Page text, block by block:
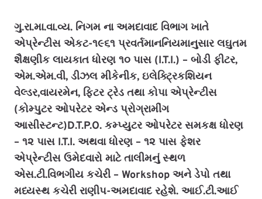
ગુ.રા.મા.વા.વ્ય. નિગમ ના અમદાવાદ વિભાગ ખાતે
એપ્રેન્ટીસ એકટ-૧૯૬૧ પ્રવર્તમાનનિયમાનુસાર લઘુતમ
શૈક્ષણીક લાયકાત ધોરણ ૧૦ પાસ (I.T.I.) – બોડી ફીટર,
એમ.એમ.વી, ડીઝલ મીકેનીક, ઇલેક્ટ્રિકશિયન
વેલ્ડર,વાયરમેન, ફિટર ટ્રેડ તથા કોપા એપ્રેન્ટીસ
(કોમ્પુટર ઓપરેટર એન્ડ પ્રોગ્રામીંગ
આસીસ્ટન્ટ)D.T.P.O. કમ્પ્યુટર ઓપરેટર સમકક્ષ ધોરણ
– ૧૨ પાસ I.T.I. અથવા ધોરણ – ૧૨ પાસ ફેશર
એપ્રેન્ટીસ ઉમેદવારો માટે તાલીમનું સ્થળ
એસ.ટી.વિભગીય કચેરી – Workshop અને ડેપો તથા
મધ્યસ્થ કચેરી રાણીપ-અમદાવાદ રહેશે. આઈ.ટી.આઈ